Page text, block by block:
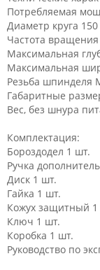
Потребляемая
Диаметр круга
Частота
Максимальная
Максимальная
Резьба шпинделя
Габаритные
Вес, без шнура
Комплектация:
Бороздодел 1 шт.
Ручка
Диск 1 шт.
Гайка 1 шт.
Кожух защитный 1
Ключ 1 шт.
Коробка 1 шт.
Руководство по